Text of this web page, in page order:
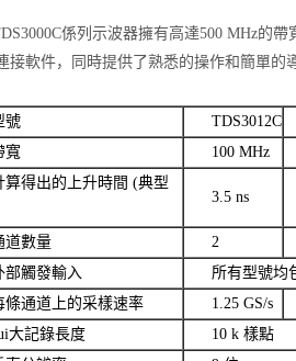
係列示波器擁有高達500 MHz的
接軟件，同時提供了熟悉的操作和簡單的
號 TDS3012C
寬
100 MHz
算得出的上升時間 (典型
3.5 ns
道數量 2
部觸發輸入
所有型號均
條通道上的采樣速率
1.25 GS/s
大記錄長度
10 k 樣點